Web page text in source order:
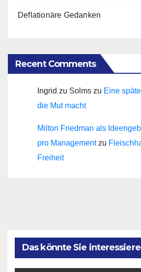
Deflationäre Gedanken
Recent Comments
Ingrid zu Solms zu Eine
die Mut macht
Milton Friedman als
pro Managementzu
Freiheit
Das könnte Sie